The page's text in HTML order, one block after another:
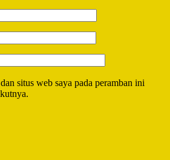
situs web saya pada peramban ini